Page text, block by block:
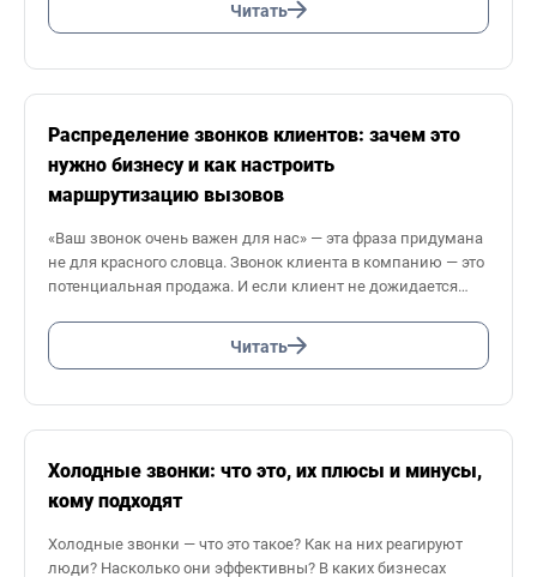
Читать
Распределение звонков клиентов: зачем это
нужно бизнесу и как настроить
маршрутизацию вызовов
«Ваш звонок очень важен для нас» — эта фраза придумана
не для красного словца. Звонок клиента в компанию — это
потенциальная продажа. И если клиент не дожидается
возможность продать товар или услугу упущена.
Избежать подобной ситуации помогает функция
Читать
Холодные звонки: что это, их плюсы и минусы,
кому подходят
Холодные звонки — что это такое? Как на них реагируют
люди? Насколько они эффективны? В каких бизнесах